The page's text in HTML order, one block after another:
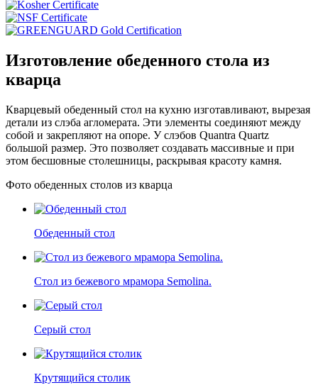
Изготовление обеденного стола из
кварца
Кварцевый обеденный стол на кухню изготавливают, вырезая
детали из слэба агломерата. Эти элементы соединяют между
собой и закрепляют на опоре. У слэбов Quantra Quartz
большой размер. Это позволяет создавать массивные и при
этом бесшовные столешницы, раскрывая красоту камня.
Фото обеденных столов из кварца
Обеденный стол
Стол из бежевого мрамора Semolina.
Серый стол
Крутящийся столик